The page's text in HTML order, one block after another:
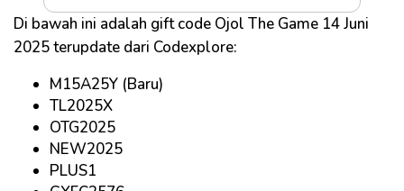
Di bawah ini adalah gift code Ojol The Game 14 Juni
2025 terupdate dari Codexplore:
M15A25Y (Baru)
TL2025X
OTG2025
NEW2025
PLUS1